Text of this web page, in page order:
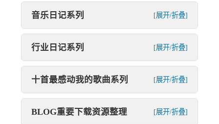
音乐日记系列 [展开/折叠]
行业日记系列 [展开/折叠]
十首最感动我的歌曲系列 [展开/折叠]
BLOG重要下载资源整理 [展开/折叠]